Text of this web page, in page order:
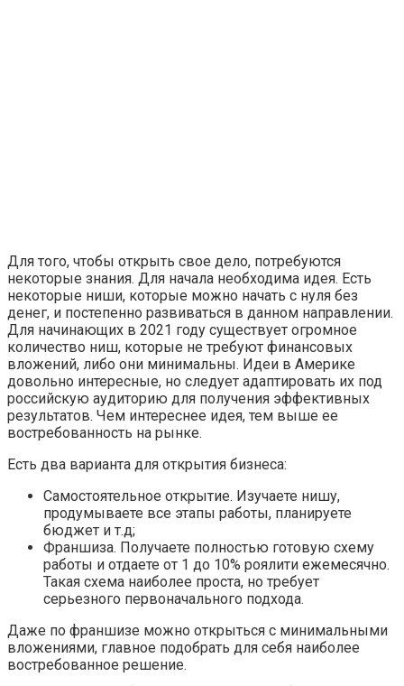
Для того, чтобы открыть свое дело, потребуются
некоторые знания. Для начала необходима идея. Есть
некоторые ниши, которые можно начать с нуля без
денег, и постепенно развиваться в данном направлении.
Для начинающих в 2021 году существует огромное
количество ниш, которые не требуют финансовых
вложений, либо они минимальны. Идеи в Америке
довольно интересные, но следует адаптировать их под
российскую аудиторию для получения эффективных
результатов. Чем интереснее идея, тем выше ее
востребованность на рынке.
Есть два варианта для открытия бизнеса:
Самостоятельное открытие. Изучаете нишу,
продумываете все этапы работы, планируете
бюджет и т.д;
Франшиза. Получаете полностью готовую схему
работы и отдаете от 1 до 10% роялити ежемесячно.
Такая схема наиболее проста, но требует
серьезного первоначального подхода.
Даже по франшизе можно открыться с минимальными
вложениями, главное подобрать для себя наиболее
востребованное решение.